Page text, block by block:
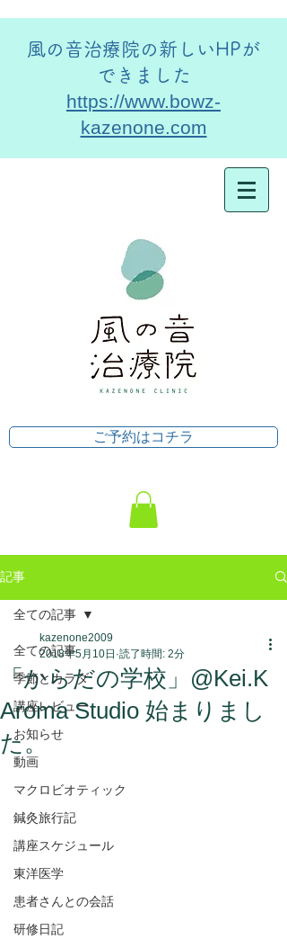
​風の音治療院の新しいHPが
できました
https://www.bowz-
kazenone.com
ご予約はコチラ
記事
全ての記事
季節とカラダ
講座レビュー
お知らせ
動画
マクロビオティック
鍼灸旅行記
講座スケジュール
東洋医学
患者さんとの会話
研修日記
全ての記事
「からだの学校」@Kei.K
Aroma Studio 始まりまし
た。
kazenone2009
2018年5月10日 読了時間: 2分